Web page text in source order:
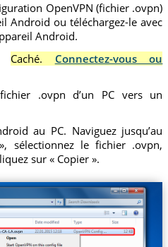
OpenVPN (fichier .ovpn)
Android ou téléchargez-le avec
Android.
Caché. Connectez-vous ou
.ovpn d’un PC vers un
au PC. Naviguez jusqu’au
sélectionnez le fichier .ovpn,
sur « Copier ».
CA-LA.ovpn